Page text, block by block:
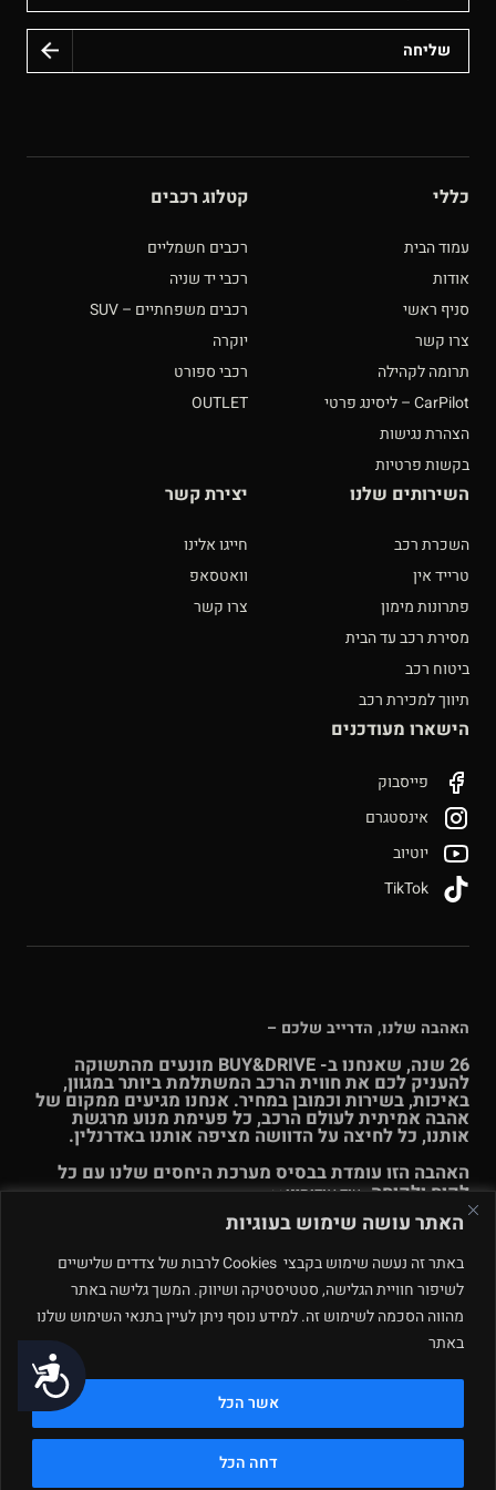
נגישות
האתר עושה שימוש בעוגיות
באתר זה נעשה שימוש בקבצי Cookies לרבות של צדדים שלישיים
לשיפור חוויית הגלישה, סטטיסטיקה ושיווק. המשך גלישה באתר
מהווה הסכמה לשימוש זה. למידע נוסף ניתן לעיין בתנאי השימוש שלנו
באתר
דחה הכל
אשר הכל
כללי
עמוד הבית
אודות
סניף ראשי
צרו קשר
תרומה לקהילה
CarPilot – ליסינג פרטי
הצהרת נגישות
בקשות פרטיות
קטלוג רכבים
רכבים חשמליים
רכבי יד שניה
רכבים משפחתיים – SUV
יוקרה
רכבי ספורט
OUTLET
השירותים שלנו
השכרת רכב
טרייד אין
פתרונות מימון
מסירת רכב עד הבית
ביטוח רכב
תיווך למכירת רכב
יצירת קשר
חייגו אלינו
וואטסאפ
צרו קשר
הישארו מעודכנים
פייסבוק
אינסטגרם
יוטיוב
האהבה שלנו, הדרייב שלכם –
26 שנה, שאנחנו ב- BUY&DRIVE מונעים מהתשוקה
להעניק לכם את חווית הרכב המשתלמת ביותר במגוון,
באיכות, בשירות וכמובן במחיר. אנחנו מגיעים ממקום של
אהבה אמיתית לעולם הרכב, כל פעימת מנוע מרגשת
אותנו, כל לחיצה על הדוושה מציפה אותנו באדרנלין.
האהבה הזו עומדת בבסיס מערכת היחסים שלנו עם כל
לקוח ולקוחה.עוד אודותינו >>
© Buy & Drive 2004-2026. כל הזכויות באתר זה שמורות. |
תקנון
תנאי שימוש|מדיניות פרטיות – ינואר 2026
רחוב המלאכה 4, מתחם
פולג, נתניה. ט.ל.ח.